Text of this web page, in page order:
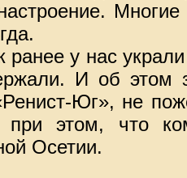
ранее у нас
И об этом
Юг», не
при этом, что
Осетии.